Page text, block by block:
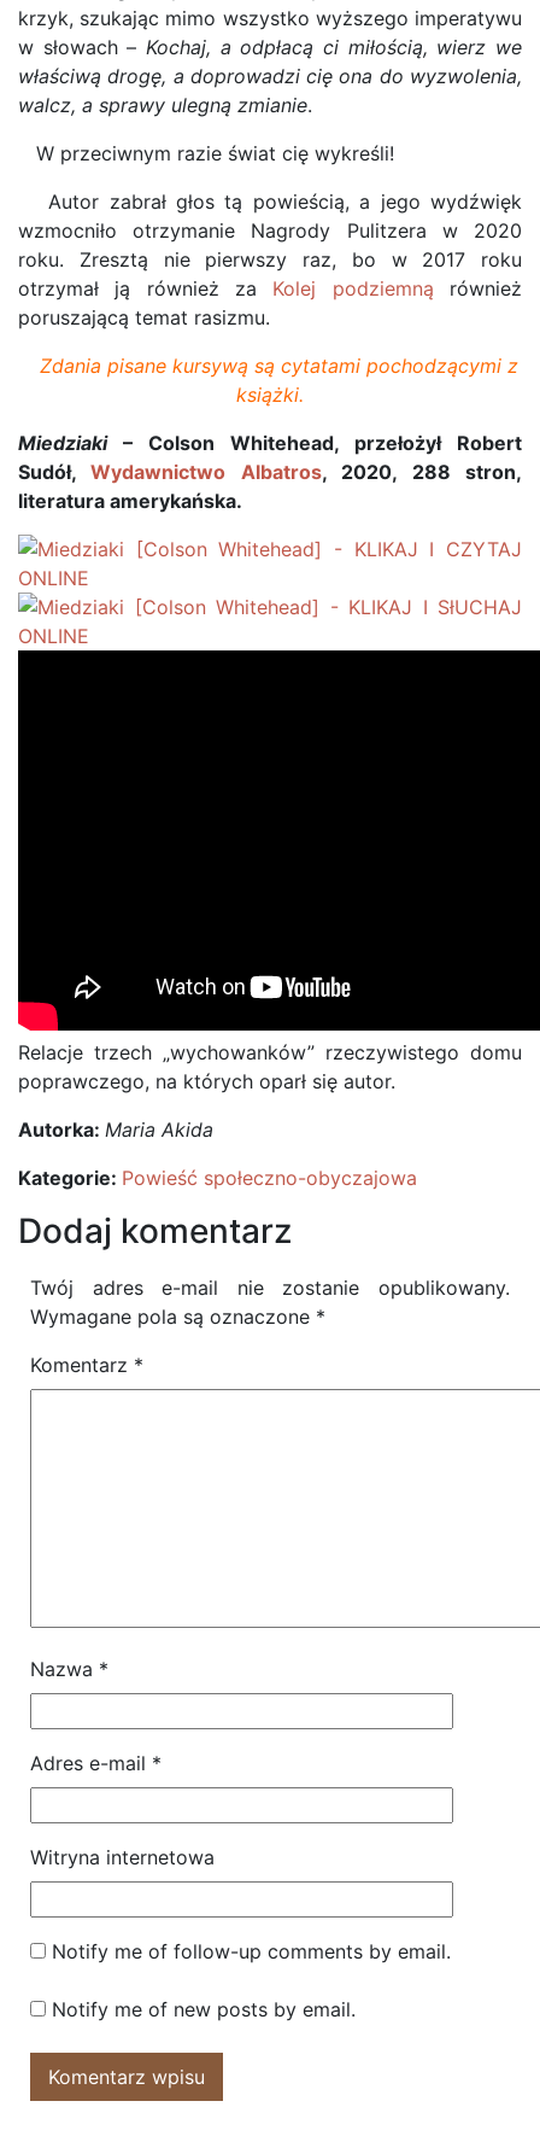
krzyk, szukając mimo wszystko wyższego imperatywu
w słowach – Kochaj, a odpłacą ci miłością, wierz we
właściwą drogę, a doprowadzi cię ona do wyzwolenia,
walcz, a sprawy ulegną zmianie.
W przeciwnym razie świat cię wykreśli!
Autor zabrał głos tą powieścią, a jego wydźwięk
wzmocniło otrzymanie Nagrody Pulitzera w 2020
roku. Zresztą nie pierwszy raz, bo w 2017 roku
otrzymał ją również za Kolej podziemną również
poruszającą temat rasizmu.
Zdania pisane kursywą są cytatami pochodzącymi z
książki.
Miedziaki – Colson Whitehead, przełożył Robert
Sudół,Wydawnictwo Albatros, 2020, 288 stron,
literatura amerykańska.
Relacje trzech „wychowanków” rzeczywistego domu
poprawczego, na których oparł się autor.
Autorka: Maria Akida
Kategorie: Powieść społeczno-obyczajowa
Dodaj komentarz
Twój adres e-mail nie zostanie opublikowany.
Wymagane pola są oznaczone *
Komentarz *
Nazwa *
Adres e-mail *
Witryna internetowa
Notify me of follow-up comments by email.
Notify me of new posts by email.